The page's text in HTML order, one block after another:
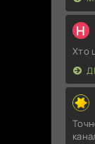
Н
Хто